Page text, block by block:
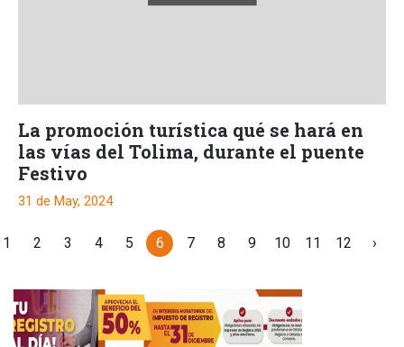
La promoción turística qué se hará en
las vías del Tolima, durante el puente
Festivo
31 de May, 2024
1 2 3 4 5 6 7 8 9 10 11 12 ›